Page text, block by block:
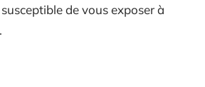
de vous exposer à